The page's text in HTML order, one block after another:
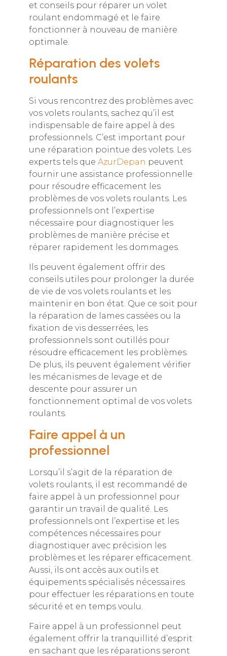
et conseils pour réparer un volet
roulant endommagé et le faire
fonctionner à nouveau de manière
optimale.
Réparation des volets
roulants
Si vous rencontrez des problèmes avec
vos volets roulants, sachez qu’il est
indispensable de faire appel à des
professionnels. C’est important pour
une réparation pointue des volets. Les
experts tels que AzurDepan peuvent
fournir une assistance professionnelle
pour résoudre efficacement les
problèmes de vos volets roulants. Les
professionnels ont l’expertise
nécessaire pour diagnostiquer les
problèmes de manière précise et
réparer rapidement les dommages.
Ils peuvent également offrir des
conseils utiles pour prolonger la durée
de vie de vos volets roulants et les
maintenir en bon état. Que ce soit pour
la réparation de lames cassées ou la
fixation de vis desserrées, les
professionnels sont outillés pour
résoudre efficacement les problèmes.
De plus, ils peuvent également vérifier
les mécanismes de levage et de
descente pour assurer un
fonctionnement optimal de vos volets
roulants.
Faire appel à un
professionnel
Lorsqu’il s’agit de la réparation de
volets roulants, il est recommandé de
faire appel à un professionnel pour
garantir un travail de qualité. Les
professionnels ont l’expertise et les
compétences nécessaires pour
diagnostiquer avec précision les
problèmes et les réparer efficacement.
Aussi, ils ont accès aux outils et
équipements spécialisés nécessaires
pour effectuer les réparations en toute
sécurité et en temps voulu.
Faire appel à un professionnel peut
également offrir la tranquillité d’esprit
en sachant que les réparations seront